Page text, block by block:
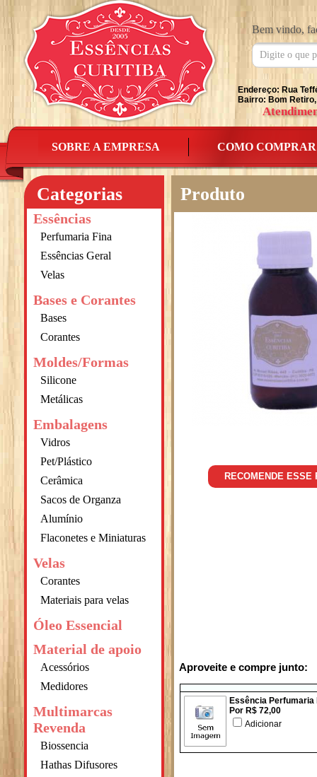
SOBRE A EMPRESA COMO COMPRAR
Bem vindo,
Endereço: Rua
Bairro: Bom
Categorias
Essências
Perfumaria Fina
Essências Geral
Velas
Bases e Corantes
Bases
Corantes
Moldes/Formas
Silicone
Metálicas
Embalagens
Vidros
Pet/Plástico
Cerâmica
Sacos de Organza
Alumínio
Flaconetes e Miniaturas
Velas
Corantes
Materiais para velas
Óleo Essencial
Material de apoio
Acessórios
Medidores
Multimarcas
Revenda
Biossencia
Hathas Difusores
Produto
RECOMENDE ESSE
Aproveite e compre junto:
Essência Perfumaria
Por R$ 72,00
Adicionar